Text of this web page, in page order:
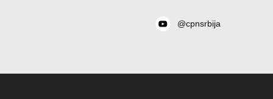
@cpnsrbija